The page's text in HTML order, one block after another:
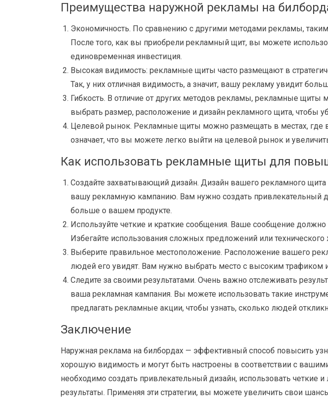
Преимущества наружной рекламы на
Экономичность. По сравнению с другими методами рекламы,
После того, как вы приобрели рекламный щит, вы можете
единовременная инвестиция.
Высокая видимость: рекламные щиты часто размещают в
Так, у них отличная видимость, а значит, вашу рекламу увидит
Гибкость. В отличие от других методов рекламы, рекламные
выбрать размер, расположение и дизайн рекламного щита, чтобы
Целевой рынок. Рекламные щиты можно размещать в местах, где
означает, что вы можете легко выйти на целевой рынок и
Как использовать рекламные щиты для
Создайте захватывающий дизайн. Дизайн вашего рекламного
вашу рекламную кампанию. Вам нужно создать привлекательный
больше о вашем продукте.
Используйте четкие и краткие сообщения. Ваше сообщение
Избегайте использования сложных предложений или
Выберите правильное местоположение. Расположение вашего
людей его увидят. Вам нужно выбрать место с высоким трафиком
Следите за своими результатами. Очень важно отслеживать
ваша рекламная кампания. Вы можете использовать такие
предлагать рекламные акции, чтобы узнать, сколько людей
Заключение
Наружная реклама на билбордах — эффективный способ повысить
хорошую видимость и могут быть настроены в соответствии с
необходимо создать привлекательный дизайн, использовать
результаты. Применяя эти стратегии, вы можете увеличить свои